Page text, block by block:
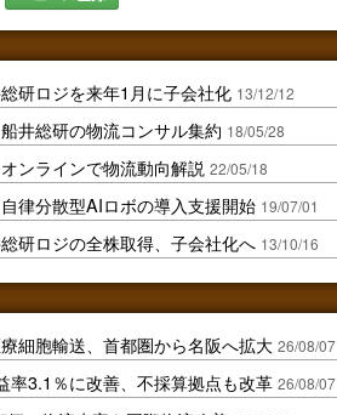
研ロジを来年1月に子会社化 13/12/12
井総研の物流コンサル集約 18/05/28
ンラインで物流動向解説 22/05/18
律分散型AIロボの導入支援開始 19/07/01
研ロジの全株取得、子会社化へ 13/10/16
細胞輸送、首都圏から名阪へ拡大 26/08/07
率3.1％に改善、不採算拠点も改革 26/08/07